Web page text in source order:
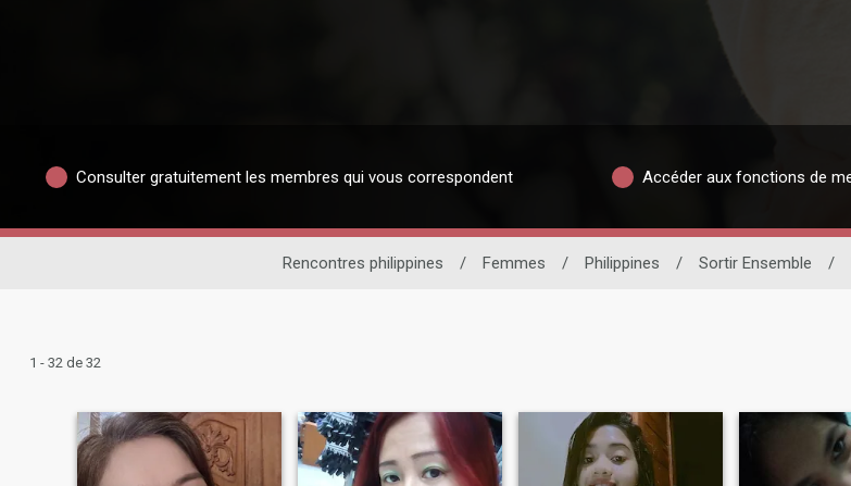
Consulter gratuitement les membres qui vous correspondent Accéder aux fonctions de
Rencontres philippines / Femmes / Philippines / Sortir Ensemble /
1 - 32 de 32